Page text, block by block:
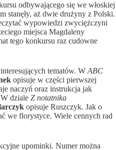
odbywającego się we włoskiej
stanęły, aż dwie drużyny z Polski.
wypowiedzi zwyciężczyni
miejsca Magdaleny
tego konkursu raz cudowne
tematów. W ABC
opisuje w części pierwszej
naczyń oraz instrukcja jak
dziale Z notatnika
opisuje Ruszczyk. Jak o
we florystyce. Wiele cennych rad
upominki. Numer można